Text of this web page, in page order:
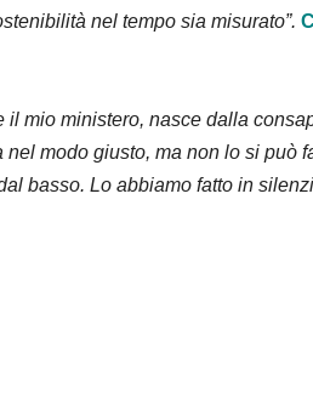
nel tempo sia misurato”.
il mio ministero, nasce dalla
modo giusto, ma non lo si può
basso. Lo abbiamo fatto in